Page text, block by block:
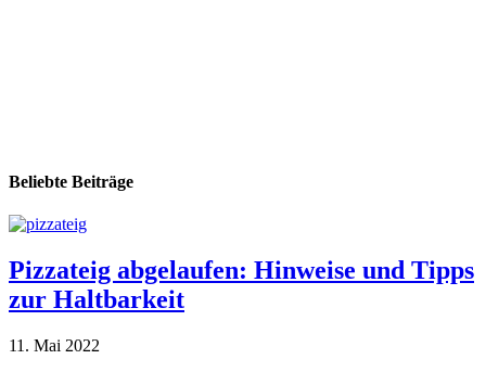
Beliebte Beiträge
Pizzateig abgelaufen: Hinweise und Tipps
zur Haltbarkeit
11. Mai 2022